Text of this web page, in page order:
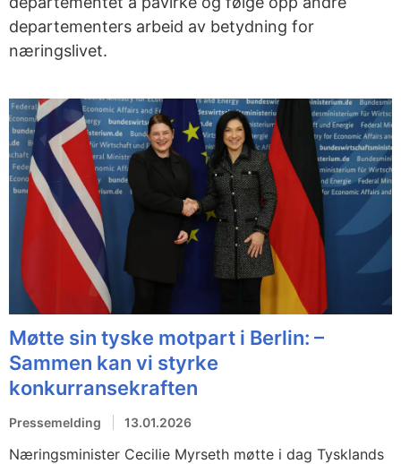
departementers arbeid av betydning for
næringslivet.
Møtte sin tyske motpart i Berlin: –
Sammen kan vi styrke
konkurransekraften
Pressemelding 13.01.2026
Næringsminister Cecilie Myrseth møtte i dag Tysklands